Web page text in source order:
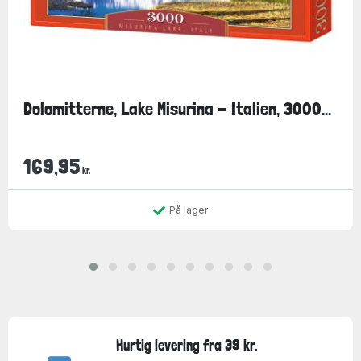
Dolomitterne, Lake Misurina - Italien, 3000...
169,95 kr.
På lager
Hurtig levering fra 39 kr.